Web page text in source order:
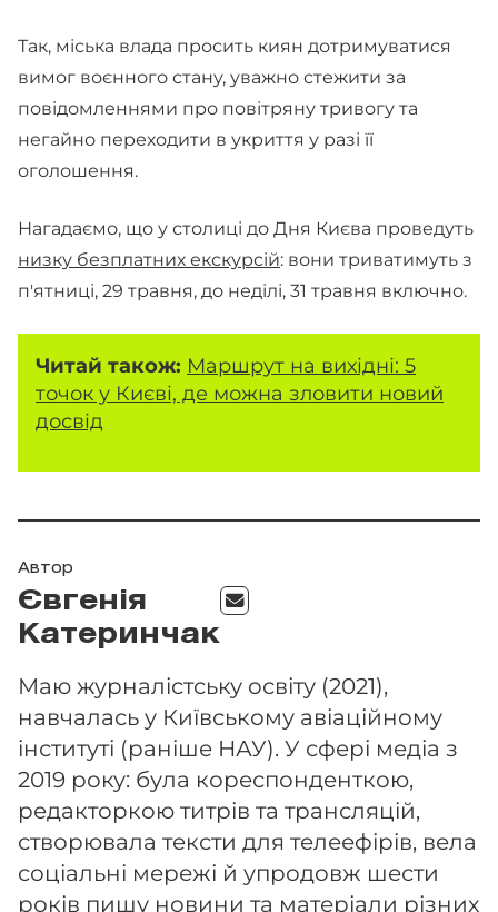
Так, міська влада просить киян дотримуватися
вимог воєнного стану, уважно стежити за
повідомленнями про повітряну тривогу та
негайно переходити в укриття у разі її
оголошення.
Нагадаємо, що у столиці до Дня Києва проведуть
низку безплатних екскурсій: вони триватимуть з
п'ятниці, 29 травня, до неділі, 31 травня включно.
Читай також: Маршрут на вихідні: 5
точок у Києві, де можна зловити новий
досвід
Автор
Євгенія
Катеринчак
Маю журналістську освіту (2021),
навчалась у Київському авіаційному
інституті (раніше НАУ). У сфері медіа з
2019 року: була кореспонденткою,
редакторкою титрів та трансляцій,
створювала тексти для телеефірів, вела
соціальні мережі й упродовж шести
років пишу новини та матеріали різних